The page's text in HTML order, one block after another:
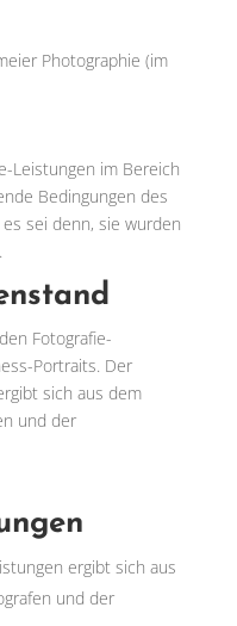
Photographie (im
Leistungen im Bereich
Bedingungen des
sei denn, sie wurden
Fotografie-
Portraits. Der
sich aus dem
und der
ergibt sich aus
und der